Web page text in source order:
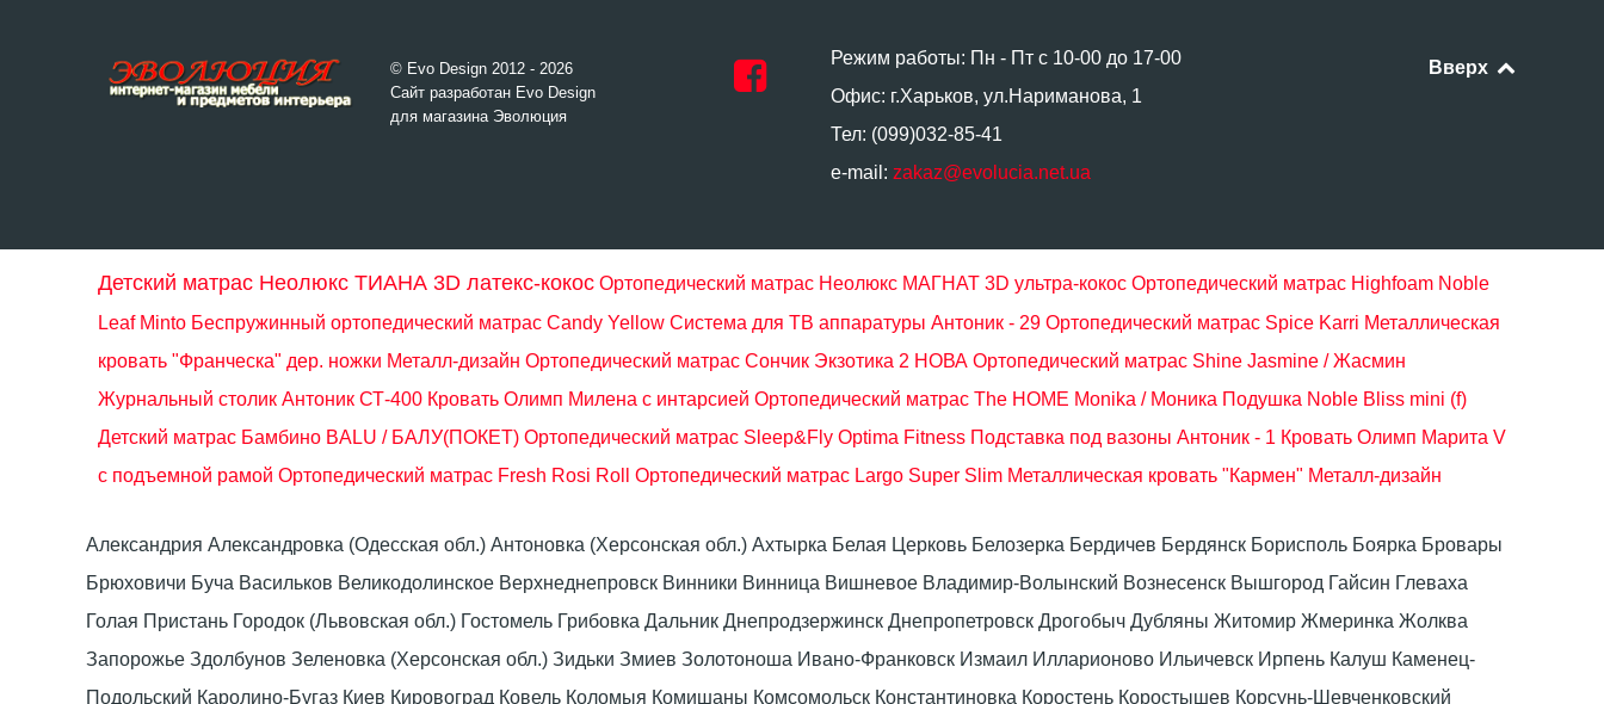
© Evo Design 2012 - 2026
Сайт разработан Evo Design
для магазина Эволюция
Режим работы: Пн - Пт с 10-00 до 17-00
Офис: г.Харьков, ул.Нариманова, 1
Тел: (099)032-85-41
e-mail: zakaz@evolucia.net.ua
Вверх
Детский матрас Неолюкс ТИАНА 3D латекс-кокос Ортопедический матрас Неолюкс МАГНАТ 3D ультра-кокос Ортопедический матрас Highfoam Noble
Leaf Minto Беспружинный ортопедический матрас Candy Yellow Система для ТВ аппаратуры Антоник - 29 Ортопедический матрас Spice Karri Металлическая
кровать "Франческа" дер. ножки Металл-дизайн Ортопедический матрас Сончик Экзотика 2 НОВА Ортопедический матрас Shine Jasmine / Жасмин
Журнальный столик Антоник СТ-400 Кровать Олимп Милена с интарсией Ортопедический матрас The HOME Monika / Моника Подушка Noble Bliss mini (f)
Детский матрас Бамбино BALU / БАЛУ(ПОКЕТ) Ортопедический матрас Sleep&Fly Optima Fitness Подставка под вазоны Антоник - 1 Кровать Олимп Марита V
с подъемной рамой Ортопедический матрас Fresh Rosi Roll Ортопедический матрас Largo Super Slim Металлическая кровать "Кармен" Металл-дизайн
Александрия Александровка (Одесская обл.) Антоновка (Херсонская обл.) Ахтырка Белая Церковь Белозерка Бердичев Бердянск Борисполь Боярка Бровары
Брюховичи Буча Васильков Великодолинское Верхнеднепровск Винники Винница Вишневое Владимир-Волынский Вознесенск Вышгород Гайсин Глеваха
Голая Пристань Городок (Львовская обл.) Гостомель Грибовка Дальник Днепродзержинск Днепропетровск Дрогобыч Дубляны Житомир Жмеринка Жолква
Запорожье Здолбунов Зеленовка (Херсонская обл.) Зидьки Змиев Золотоноша Ивано-Франковск Измаил Илларионово Ильичевск Ирпень Калуш Каменец-
Подольский Каролино-Бугаз Киев Кировоград Ковель Коломыя Комишаны Комсомольск Константиновка Коростень Коростышев Корсунь-Шевченковский